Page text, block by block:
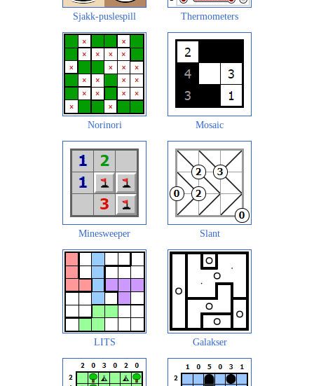
Sjakk-puslespill Thermometers
Norinori Mosaic
Minesweeper Slant
LITS Galakser